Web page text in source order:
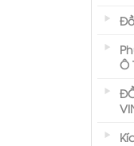
Ô